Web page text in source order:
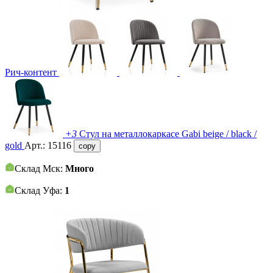
Рич-контент
+3 Стул на металлокаркасе Gabi beige / black /
gold Арт.: 15116 copy
Склад Мск: Много
Склад Уфа: 1